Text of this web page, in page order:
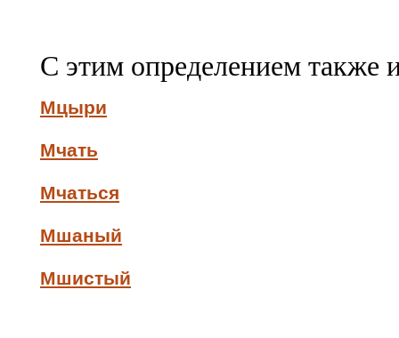
С этим определением также
Мцыри
Мчать
Мчаться
Мшаный
Мшистый